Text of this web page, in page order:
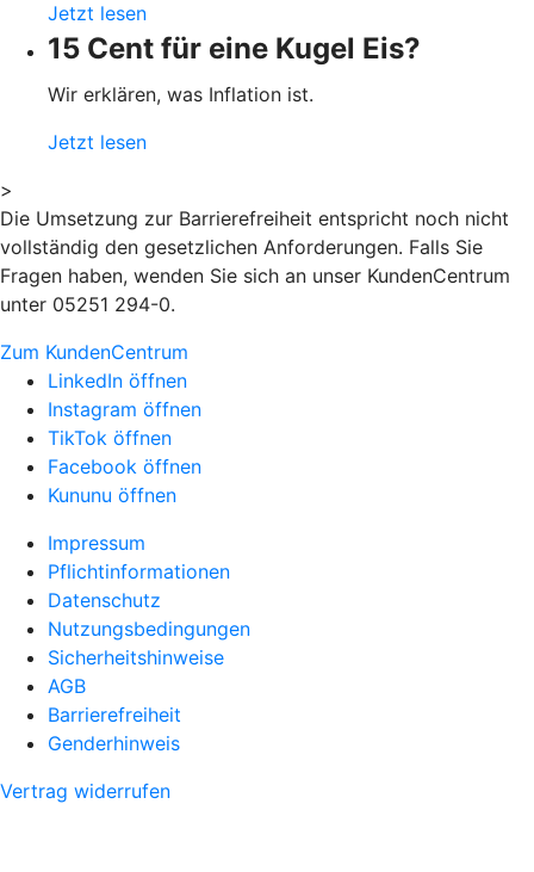
Jetzt lesen
15 Cent für eine Kugel Eis?
Wir erklären, was Inflation ist.
Jetzt lesen
>
Die Umsetzung zur Barrierefreiheit entspricht noch nicht
vollständig den gesetzlichen Anforderungen. Falls Sie
Fragen haben, wenden Sie sich an unser KundenCentrum
unter 05251 294-0.
Zum KundenCentrum
LinkedIn öffnen
Instagram öffnen
TikTok öffnen
Facebook öffnen
Kununu öffnen
Impressum
Pflichtinformationen
Datenschutz
Nutzungsbedingungen
Sicherheitshinweise
AGB
Barrierefreiheit
Genderhinweis
Vertrag widerrufen